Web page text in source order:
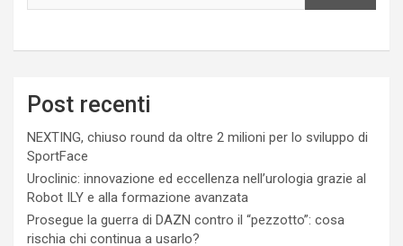
Post recenti
NEXTING, chiuso round da oltre 2 milioni per lo sviluppo di
SportFace
Uroclinic: innovazione ed eccellenza nell’urologia grazie al
Robot ILY e alla formazione avanzata
Prosegue la guerra di DAZN contro il “pezzotto”: cosa
rischia chi continua a usarlo?